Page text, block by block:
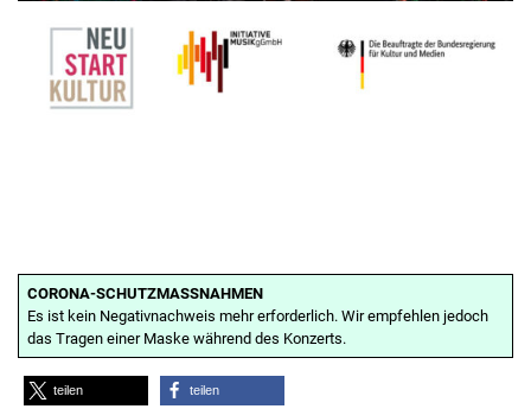
CORONA-SCHUTZMASSNAHMEN
Es ist kein Negativnachweis mehr erforderlich. Wir empfehlen jedoch
das Tragen einer Maske während des Konzerts.
teilen teilen